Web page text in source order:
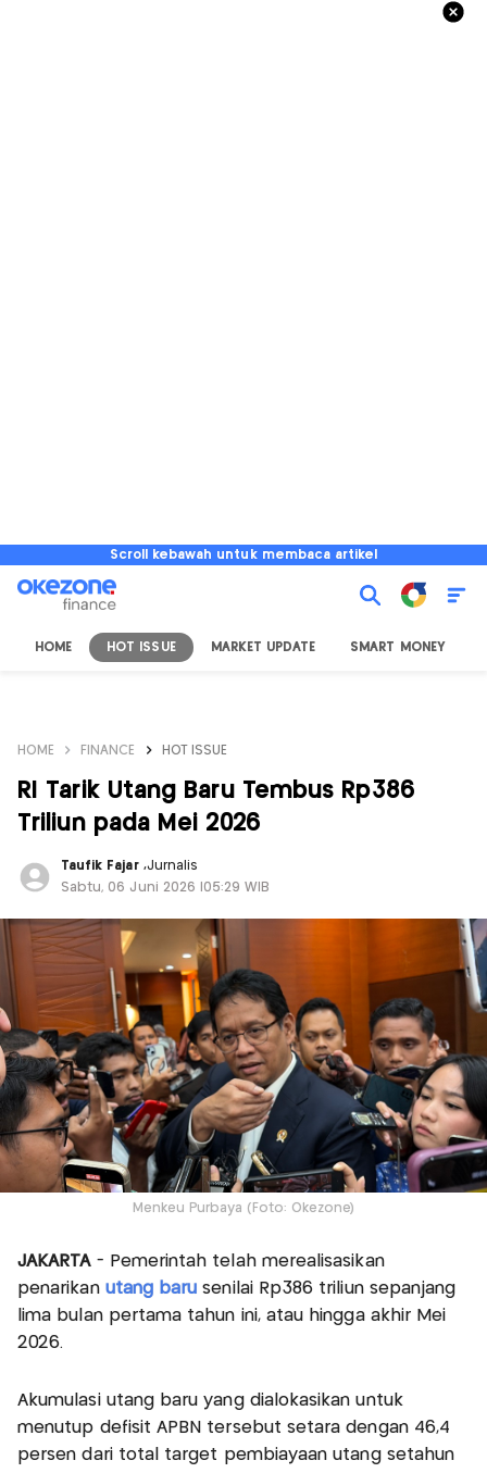
Scroll kebawah untuk membaca artikel
HOME HOT ISSUE MARKET UPDATE SMART MONEY
HOME FINANCE HOT ISSUE
RI Tarik Utang Baru Tembus Rp386
Triliun pada Mei 2026
Taufik Fajar ,Jurnalis
Sabtu, 06 Juni 2026 |05:29 WIB
Menkeu Purbaya (Foto: Okezone)
JAKARTA- Pemerintah telah merealisasikan
penarikan utang baru senilai Rp386 triliun sepanjang
lima bulan pertama tahun ini, atau hingga akhir Mei
2026.
Akumulasi utang baru yang dialokasikan untuk
menutup defisit APBN tersebut setara dengan 46,4
persen dari total target pembiayaan utang setahun